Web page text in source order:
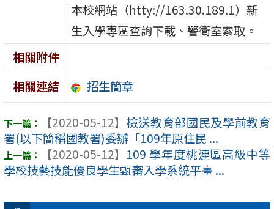
本校網站（htty://163.30.189.1）新
生入學專區查詢下載、警衛室索取。
相關附件
相關連結
招生簡章
【2020-05-12】 檢送教育部國民及學前教育
署(以下簡稱國教署)委辦「109年原住民 ...
【2020-05-12】 109 學年度桃連區高級中等
學校技藝技能優良學生甄審入學系統平臺 ...